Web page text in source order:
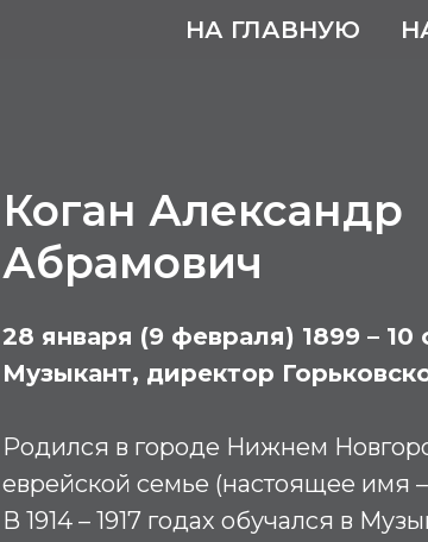
НА ГЛАВНУЮ
Коган Александр
Абрамович
28 января (9 февраля) 1899 – 10
Музыкант, директор
Родился в городе Нижнем
еврейской семье (настоящее имя
В 1914 – 1917 годах обучался в